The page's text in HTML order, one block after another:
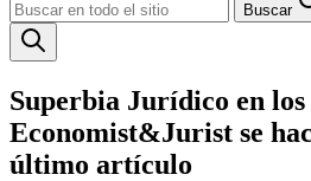
Buscar
Superbia Jurídico en los
Economist&Jurist se
último artículo